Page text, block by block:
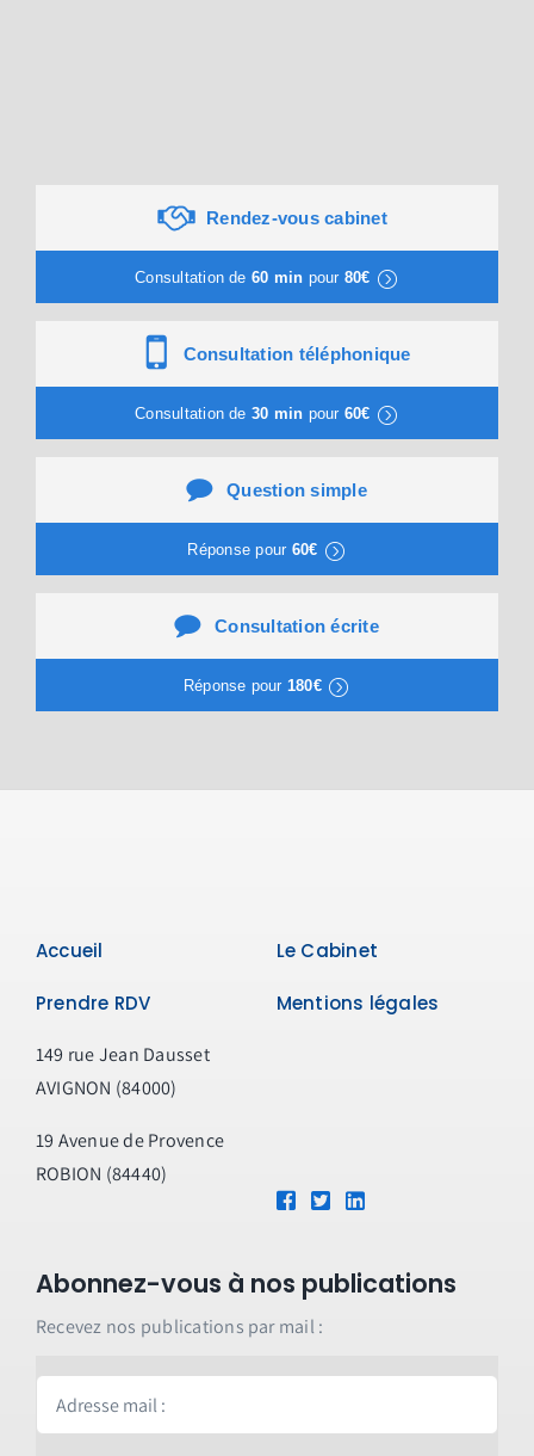
Rendez-vous cabinet
Consultation de 60 min pour 80€
Consultation téléphonique
Consultation de 30 min pour 60€
Question simple
Réponse pour 60€
Consultation écrite
Réponse pour 180€
Accueil
Prendre RDV
149 rue Jean Dausset
AVIGNON (84000)
19 Avenue de Provence
ROBION (84440)
Le Cabinet
Mentions légales
Abonnez-vous à nos publications
Recevez nos publications par mail :